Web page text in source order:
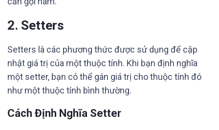
2. Setters
Setters là các phương thức được sử dụng để cập
nhật giá trị của một thuộc tính. Khi bạn định nghĩa
một setter, bạn có thể gán giá trị cho thuộc tính đó
như một thuộc tính bình thường.
Cách Định Nghĩa Setter